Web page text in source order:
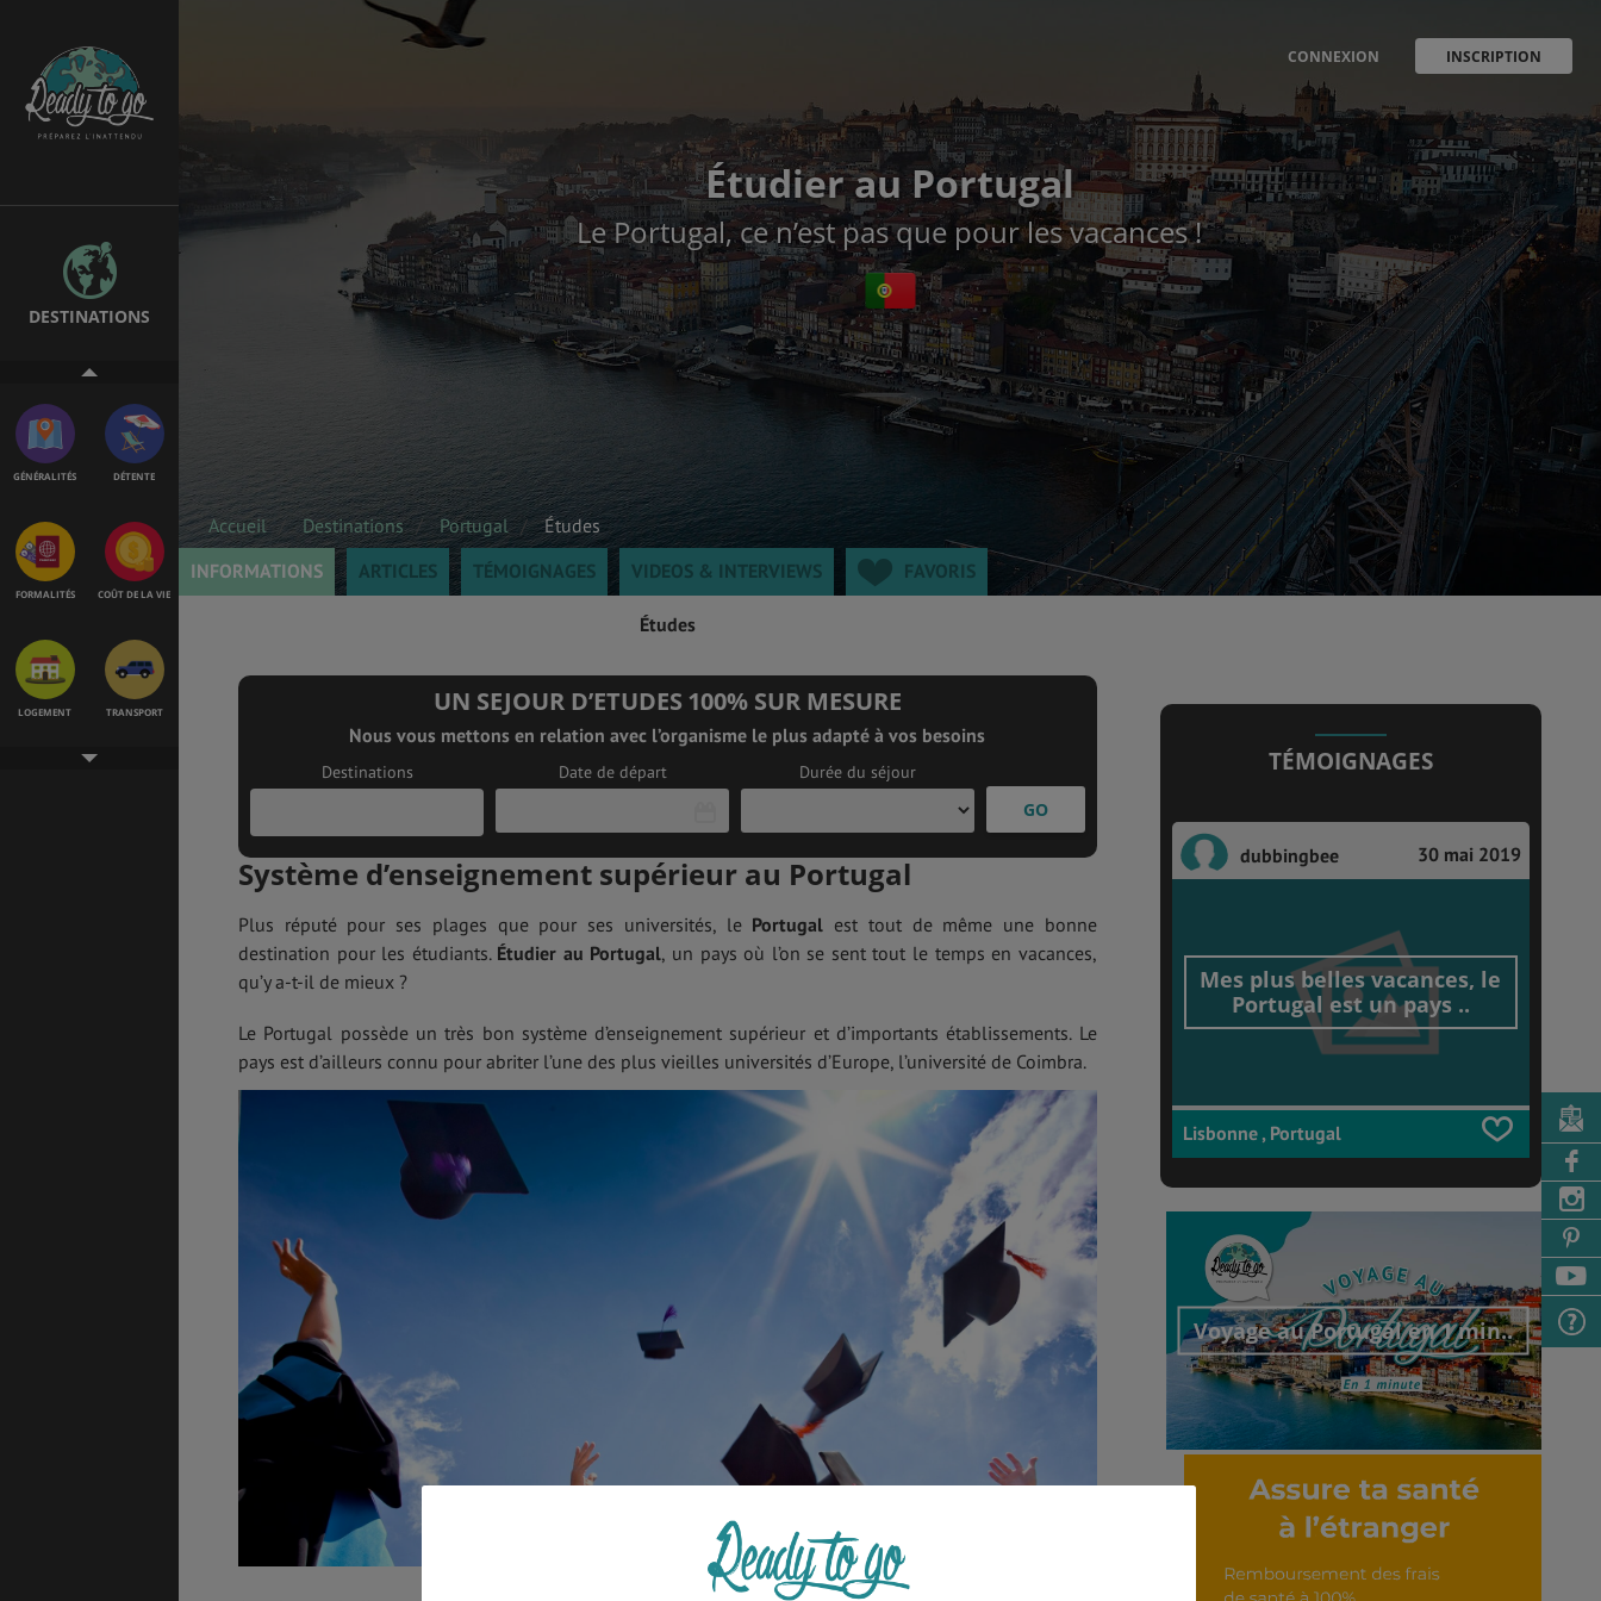
DESTINATIONS
EMPLOIS &
STAGES
BONS PLANS
GÉNÉRALITÉS DÉTENTE
FORMALITÉS COÛT DE LA VIE
LOGEMENT TRANSPORT
CONNEXION INSCRIPTION
Étudier au Portugal
Le Portugal, ce n’est pas que pour les vacances !
Accueil Destinations Portugal
Études
INFORMATIONS
ARTICLES TÉMOIGNAGES VIDEOS & INTERVIEWS FAVORIS
Études
UN SEJOUR D’ETUDES 100% SUR MESURE
Nous vous mettons en relation avec l’organisme le plus adapté à vos besoins
Destinations Date de départ
27 28 29 30 31 1 2
3 4 5 6 7 8 9
18 20 21 22
24 25 26 27 28 29 30
31 1 2 3 4
Durée du séjour
Système d’enseignement supérieur au Portugal
Plus réputé pour ses plages que pour ses universités, le Portugal est tout de même une bonne
destination pour les étudiants. Étudier au Portugal, un pays où l’on se sent tout le temps en vacances,
qu’y a-t-il de mieux ?
Le Portugal possède un très bon système d’enseignement supérieur et d’importants établissements. Le
pays est d’ailleurs connu pour abriter l’une des plus vieilles universités d’Europe, l’université de Coimbra.
TÉMOIGNAGES
dubbingbee 30 mai 2019
Mes plus belles vacances, le
Portugal est un pays ..
Lisbonne , Portugal
Voyage au Portugal en 1 min..